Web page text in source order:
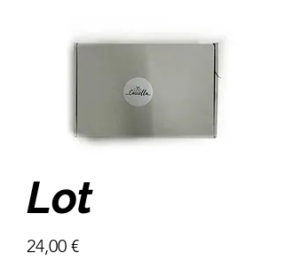
Lot
24,00 €Price